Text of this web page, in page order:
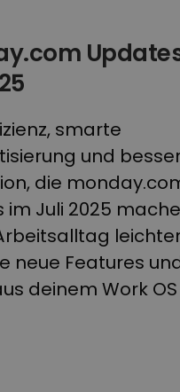
smarte
und
die
im Juli 2025
neue Features
deinem Work OS